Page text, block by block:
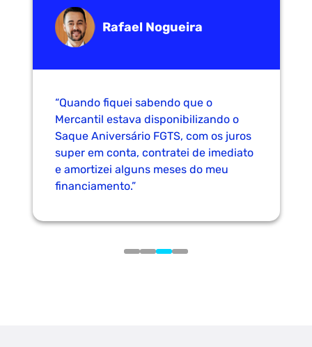
Rafael Nogueira
“Quando fiquei sabendo que o
Mercantil estava disponibilizando o
Saque Aniversário FGTS, com os juros
super em conta, contratei de imediato
e amortizei alguns meses do meu
financiamento.”